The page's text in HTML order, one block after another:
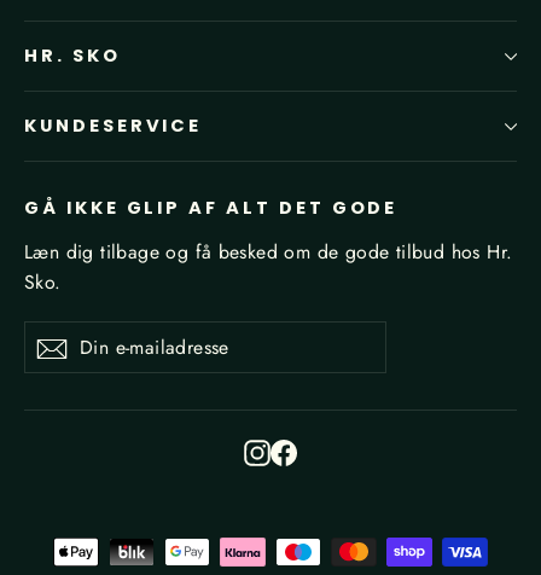
HR. SKO
KUNDESERVICE
GÅ IKKE GLIP AF ALT DET GODE
Læn dig tilbage og få besked om de gode tilbud hos Hr.
Sko.
Din
TilmeldTilmeld
Instagram
Facebook